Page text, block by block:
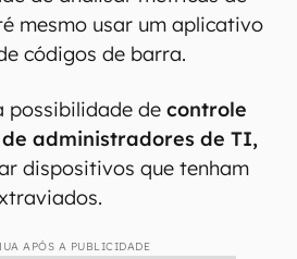
mesmo usar um aplicativo
códigos de barra.
possibilidade de controle
administradores de TI,
dispositivos que tenham
APÓS A PUBLICIDADE